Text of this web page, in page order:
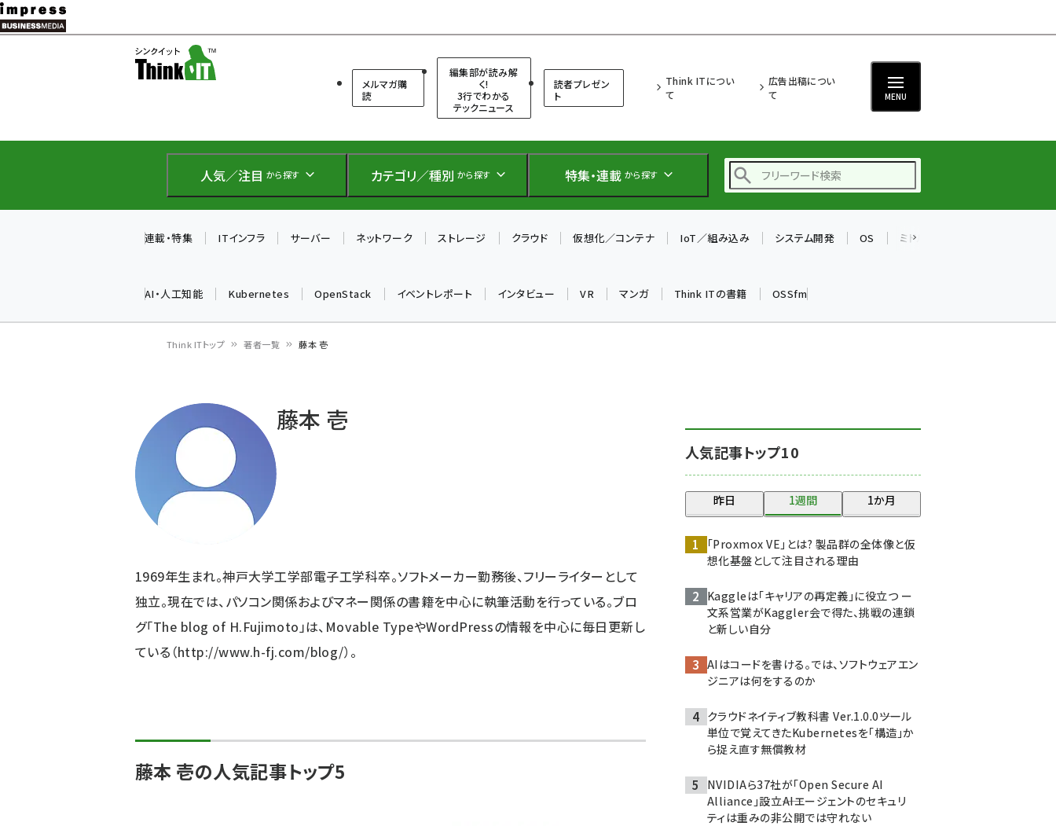
メ
イ
テ
に
メルマガ購
読
編集部が読み解
く!
3行でわかる
テックニュース
読者プレゼン
ト
Think ITについ
て
広告出稿につい
て
MENU
人気／注目 から探す カテゴリ／種別 から探す 特集・連載 から探す
仲間と築いた勝利の絆～
drupal (1921)
genai (1464)
ai crunch (1336)
連載・特集 ITインフラ サーバー ネットワーク ストレージ クラウド 仮想化／コンテナ IoT／組み込み システム開発 OS ミドルウェア
AI・人工知能 Kubernetes OpenStack イベントレポート インタビュー VR マンガ Think ITの書籍 OSSfm
く
ず
Think ITトップ 著者一覧 藤本 壱
藤本 壱
1969年生まれ。神戸大学工学部電子工学科卒。ソフトメーカー勤務後、フリーライターとして
独立。現在では、パソコン関係およびマネー関係の書籍を中心に執筆活動を行っている。ブロ
グ「The blog of H.Fujimoto」は、Movable TypeやWordPressの情報を中心に毎日更新し
ている（http://www.h-fj.com/blog/）。
藤本 壱の人気記事トップ5
人気記事トップ10
昨日 1週間 1か月
「Proxmox VE」とは? 製品群の全体像と仮
想化基盤として注目される理由
Kaggleは「キャリアの再定義」に役立つ ー
文系営業がKaggler会で得た、挑戦の連鎖
と新しい自分
AIはコードを書ける。では、ソフトウェアエン
ジニアは何をするのか
クラウドネイティブ教科書 Ver.1.0.0――ツール
単位で覚えてきたKubernetesを「構造」か
ら捉え直す無償教材
NVIDIAら37社が「Open Secure AI
Alliance」設立――AIエージェントのセキュリ
ティは重みの非公開では守れない